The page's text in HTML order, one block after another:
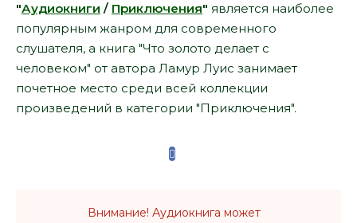
"Аудиокниги / Приключения" является наиболее
популярным жанром для современного
слушателя, а книга "Что золото делает с
человеком" от автора Ламур Луис занимает
почетное место среди всей коллекции
произведений в категории "Приключения".
Внимание! Аудиокнига может